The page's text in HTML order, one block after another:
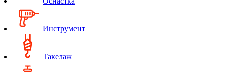
Инструмент
Такелаж